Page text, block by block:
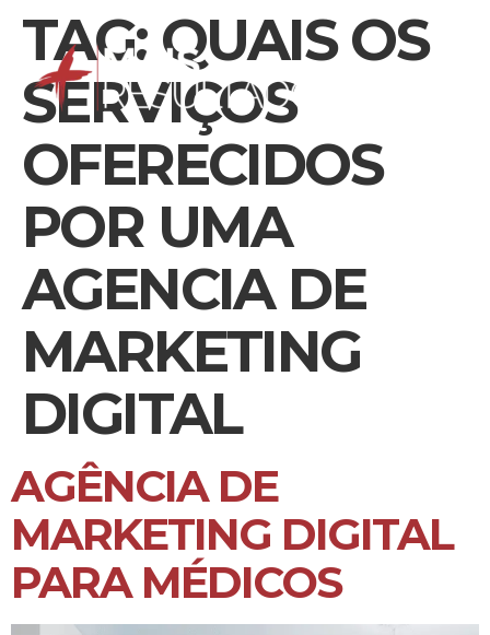
TAG: QUAIS OS
SERVIÇOS
OFERECIDOS
POR UMA
AGENCIA DE
MARKETING
DIGITAL
AGÊNCIA DE
MARKETING DIGITAL
PARA MÉDICOS